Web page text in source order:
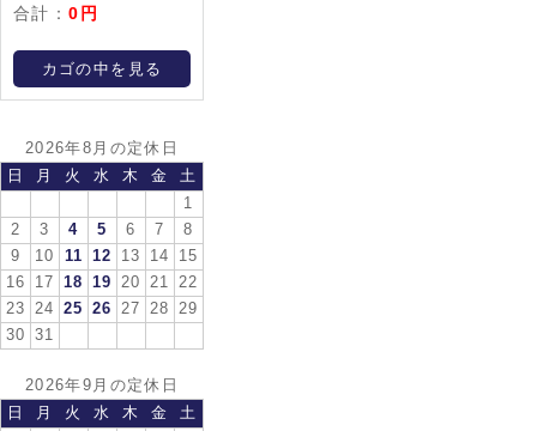
合計：0円
カゴの中を見る
2026年8月の定休日
日
月 火 水 木 金
土
1
2
3 4 5 6 7
8
9
10 11 12 13 14
15
16
17 18 19 20 21
22
23
24 25 26 27 28
29
30
31
2026年9月の定休日
日
月 火 水 木 金
土